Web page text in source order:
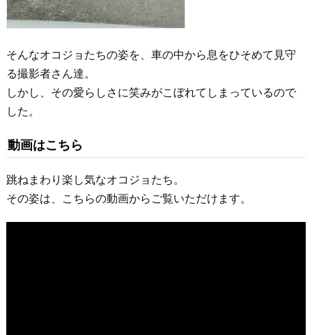
そんなオコジョたちの姿を、車の中から息をひそめて見守
る撮影者さん達。
しかし、その愛らしさに笑みがこぼれてしまっているので
した。
動画はこちら
跳ねまわり楽し気なオコジョたち。
その姿は、こちらの動画からご覧いただけます。